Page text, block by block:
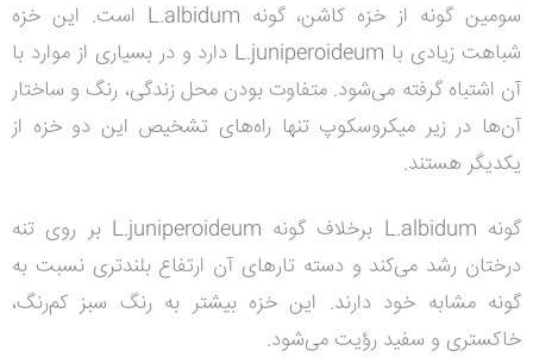
سومین گونه از خزه کاشن، گونه L.albidum است. این خزه
شباهت زیادی با L.juniperoideum دارد و در بسیاری از موارد با
آن اشتباه گرفته می‌شود. متفاوت بودن محل زندگی، رنگ و ساختار
آن‌ها در زیر میکروسکوپ تنها راه‌های تشخیص این دو خزه از
یکدیگر هستند.
گونه L.albidum برخلاف گونه L.juniperoideum بر روی تنه
درختان رشد می‌کند و دسته تارهای آن ارتفاع بلندتری نسبت به
گونه مشابه خود دارند. این خزه بیشتر به رنگ سبز کم‌رنگ،
خاکستری و سفید رؤیت می‌شود.